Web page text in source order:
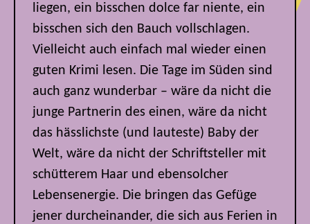
liegen, ein bisschen dolce far niente, ein
bisschen sich den Bauch vollschlagen.
Vielleicht auch einfach mal wieder einen
guten Krimi lesen. Die Tage im Süden sind
auch ganz wunderbar – wäre da nicht die
junge Partnerin des einen, wäre da nicht
das hässlichste (und lauteste) Baby der
Welt, wäre da nicht der Schriftsteller mit
schütterem Haar und ebensolcher
Lebensenergie. Die bringen das Gefüge
jener durcheinander, die sich aus Ferien in